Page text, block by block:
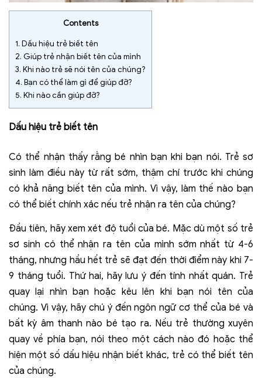
Contents
1. Dấu hiệu trẻ biết tên
2. Giúp trẻ nhận biết tên của mình
3. Khi nào trẻ sẽ nói tên của chúng?
4. Bạn có thể làm gì để giúp đỡ?
5. Khi nào cần giúp đỡ?
Dấu hiệu trẻ biết tên
Có thể nhận thấy rằng bé nhìn bạn khi bạn nói. Trẻ sơ
sinh làm điều này từ rất sớm, thậm chí trước khi chúng
có khả năng biết tên của mình. Vì vậy, làm thế nào bạn
có thể biết chính xác nếu trẻ nhận ra tên của chúng?
Đầu tiên, hãy xem xét độ tuổi của bé. Mặc dù một số trẻ
sơ sinh có thể nhận ra tên của mình sớm nhất từ 4-6
tháng, nhưng hầu hết trẻ sẽ đạt đến thời điểm này khi 7-
9 tháng tuổi. Thứ hai, hãy lưu ý đến tính nhất quán. Trẻ
quay lại nhìn bạn hoặc kêu lên khi bạn nói tên của
chúng. Vì vậy, hãy chú ý đến ngôn ngữ cơ thể của bé và
bất kỳ âm thanh nào bé tạo ra. Nếu trẻ thường xuyên
quay về phía bạn, nói theo một cách nào đó hoặc thể
hiện một số dấu hiệu nhận biết khác, trẻ có thể biết tên
của chúng.